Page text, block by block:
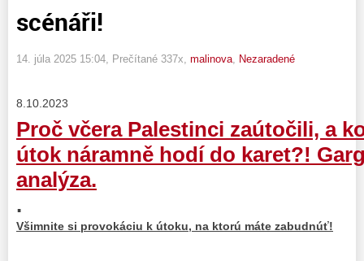
scénáři!
14. júla 2025 15:04 , Prečítané 337x, malinova Nezaradené
8.10.2023
Proč včera Palestinci zaútočili, a
útok náramně hodí do karet?!
analýza.
.
Všimnite si provokáciu k útoku, na ktorú máte zabudnúť!